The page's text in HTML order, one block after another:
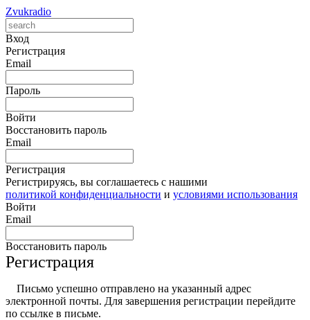
Zvukradio
Вход
Регистрация
Email
Пароль
Войти
Восстановить пароль
Email
Регистрация
Регистрируясь, вы соглашаетесь с нашими
политикой конфиденциальности и условиями использования
Войти
Email
Восстановить пароль
Регистрация
Письмо успешно отправлено на указанный адрес
электронной почты. Для завершения регистрации перейдите
по ссылке в письме.